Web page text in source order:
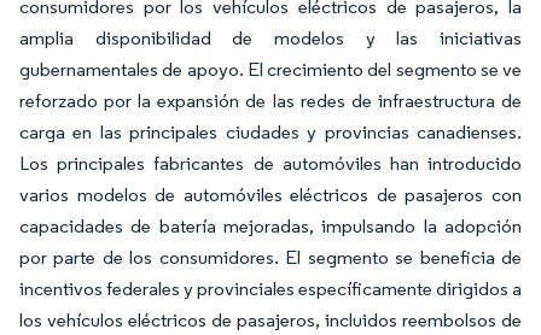
consumidores por los vehículos eléctricos de pasajeros, la
amplia disponibilidad de modelos y las iniciativas
gubernamentales de apoyo. El crecimiento del segmento se ve
reforzado por la expansión de las redes de infraestructura de
carga en las principales ciudades y provincias canadienses.
Los principales fabricantes de automóviles han introducido
varios modelos de automóviles eléctricos de pasajeros con
capacidades de batería mejoradas, impulsando la adopción
por parte de los consumidores. El segmento se beneficia de
incentivos federales y provinciales específicamente dirigidos a
los vehículos eléctricos de pasajeros, incluidos reembolsos de